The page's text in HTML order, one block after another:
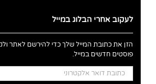
לעקוב אחרי הבלוג במייל
הזן את כתובת המייל שלך כדי להירשם לאתר
פוסטים חדשים במייל.
כתובת
דואר